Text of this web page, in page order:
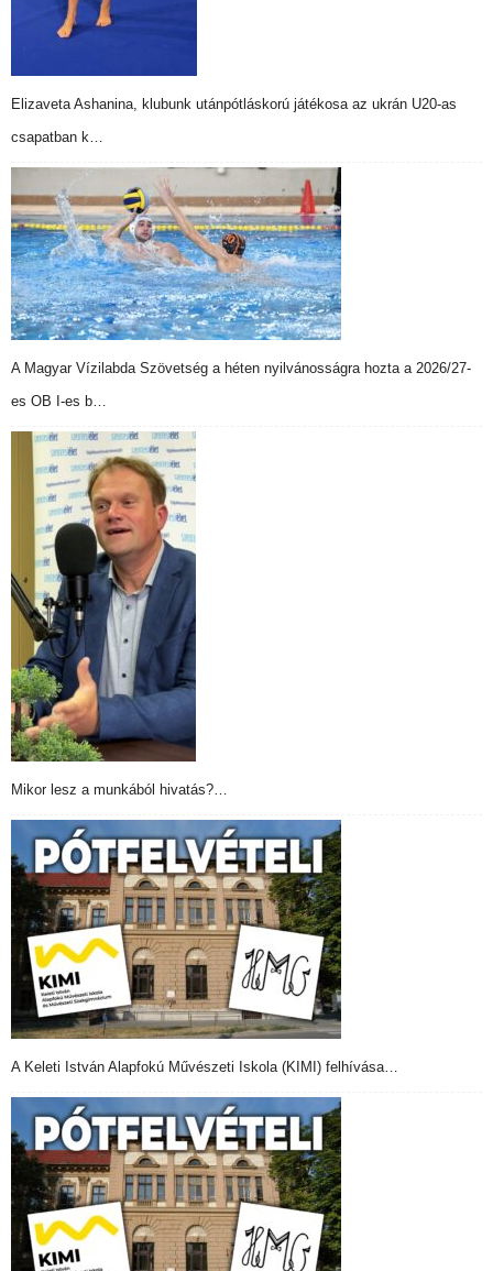
Elizaveta Ashanina, klubunk utánpótláskorú játékosa az ukrán U20-as
csapatban k…
A Magyar Vízilabda Szövetség a héten nyilvánosságra hozta a 2026/27-
es OB I-es b…
Mikor lesz a munkából hivatás?…
A Keleti István Alapfokú Művészeti Iskola (KIMI) felhívása…